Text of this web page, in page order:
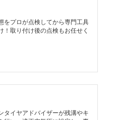
をプロが点検してから専門工具
！取り付け後の点検もお任せく
タイヤアドバイザーが残溝やキ